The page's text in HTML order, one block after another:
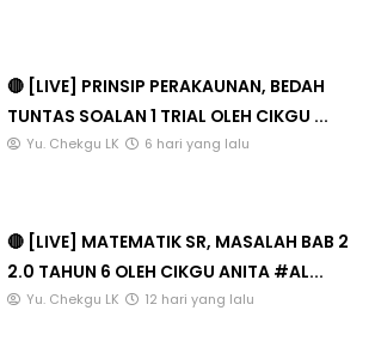
🔴 [LIVE] PRINSIP PERAKAUNAN, BEDAH
TUNTAS SOALAN 1 TRIAL OLEH CIKGU ...
Yu. Chekgu LK 6 hari yang lalu
🔴 [LIVE] MATEMATIK SR, MASALAH BAB 2
2.0 TAHUN 6 OLEH CIKGU ANITA #AL...
Yu. Chekgu LK 12 hari yang lalu